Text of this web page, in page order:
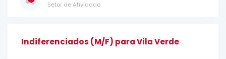
Setor de Atividade
Indiferenciados (M/F) para Vila Verde